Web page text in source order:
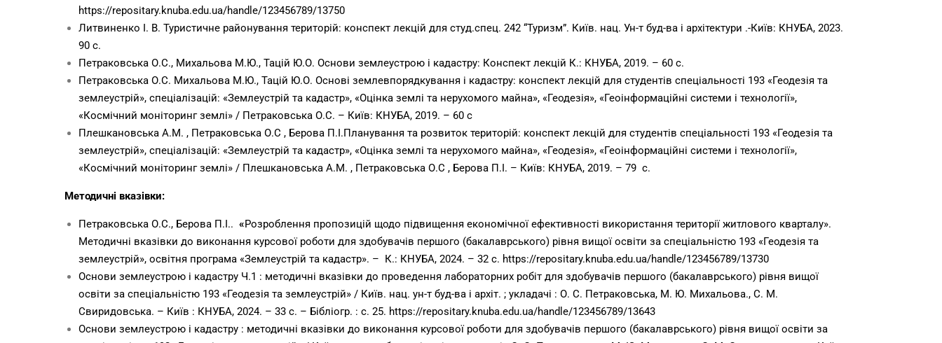
https://repositary.knuba.edu.ua/handle/123456789/13750
Литвиненко І. В. Туристичне районування територій: конспект лекцій для студ.спец. 242 “Туризм”. Київ. нац. Ун-т буд-ва і архітектури .-Київ: КНУБА, 2023.
90 с.
Петраковська О.С., Михальова М.Ю., Тацій Ю.О. Основи землеустрою і кадастру: Конспект лекцій К.: КНУБА, 2019. – 60 с.
Петраковська О.С. Михальова М.Ю., Тацій Ю.О. Основі землевпорядкування і кадастру: конспект лекцій для студентів спеціальності 193 «Геодезія та
землеустрій», спеціалізацій: «Землеустрій та кадастр», «Оцінка землі та нерухомого майна», «Геодезія», «Геоінформаційні системи і технології»,
«Космічний моніторинг землі» / Петраковська О.С. – Київ: КНУБА, 2019. – 60 с
Плешкановська А.М. , Петраковська О.С , Берова П.І.Планування та розвиток територій: конспект лекцій для студентів спеціальності 193 «Геодезія та
землеустрій», спеціалізацій: «Землеустрій та кадастр», «Оцінка землі та нерухомого майна», «Геодезія», «Геоінформаційні системи і технології»,
«Космічний моніторинг землі» / Плешкановська А.М. , Петраковська О.С , Берова П.І. – Київ: КНУБА, 2019. – 79 с.
Методичні вказівки:
Петраковська О.С., Берова П.І.. «Розроблення пропозицій щодо підвищення економічної ефективності використання території житлового кварталу».
Методичні вказівки до виконання курсової роботи для здобувачів першого (бакалаврського) рівня вищої освіти за спеціальністю 193 «Геодезія та
землеустрій», освітня програма «Землеустрій та кадастр». – К.: КНУБА, 2024. – 32 с. https://repositary.knuba.edu.ua/handle/123456789/13730
Основи землеустрою і кадастру Ч.1 : методичні вказівки до проведення лабораторних робіт для здобувачів першого (бакалаврського) рівня вищої
освіти за спеціальністю 193 «Геодезія та землеустрій» / Київ. нац. ун-т буд-ва і архіт. ; укладачі : О. С. Петраковська, М. Ю. Михальова., С. М.
Свиридовська. – Київ : КНУБА, 2024. – 33 с. – Бібліогр. : с. 25. https://repositary.knuba.edu.ua/handle/123456789/13643
Основи землеустрою і кадастру : методичні вказівки до виконання курсової роботи для здобувачів першого (бакалаврського) рівня вищої освіти за